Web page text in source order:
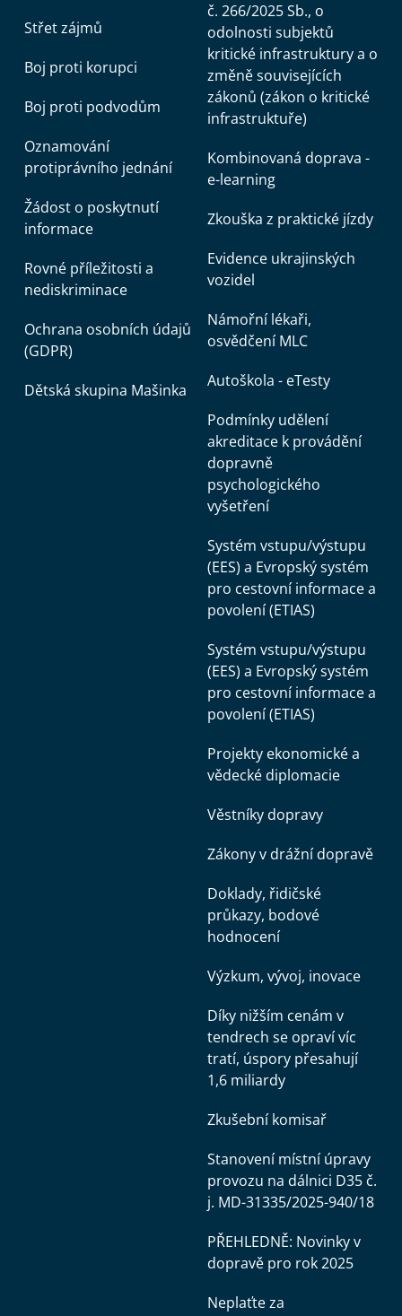
Střet zájmů
Boj proti korupci
Boj proti podvodům
Oznamování
protiprávního jednání
Žádost o poskytnutí
informace
Rovné příležitosti a
nediskriminace
Ochrana osobních údajů
(GDPR)
Dětská skupina Mašinka
č. 266/2025 Sb., o
odolnosti subjektů
kritické infrastruktury a o
změně souvisejících
zákonů (zákon o kritické
infrastruktuře)
Kombinovaná doprava -
e-learning
Zkouška z praktické jízdy
Evidence ukrajinských
vozidel
Námořní lékaři,
osvědčení MLC
Autoškola - eTesty
Podmínky udělení
akreditace k provádění
dopravně
psychologického
vyšetření
Systém vstupu/výstupu
(EES) a Evropský systém
pro cestovní informace a
povolení (ETIAS)
Systém vstupu/výstupu
(EES) a Evropský systém
pro cestovní informace a
povolení (ETIAS)
Projekty ekonomické a
vědecké diplomacie
Věstníky dopravy
Zákony v drážní dopravě
Doklady, řidičské
průkazy, bodové
hodnocení
Výzkum, vývoj, inovace
Díky nižším cenám v
tendrech se opraví víc
tratí, úspory přesahují
1,6 miliardy
Zkušební komisař
Stanovení místní úpravy
provozu na dálnici D35 č.
j. MD-31335/2025-940/18
PŘEHLEDNĚ: Novinky v
dopravě pro rok 2025
Neplaťte za